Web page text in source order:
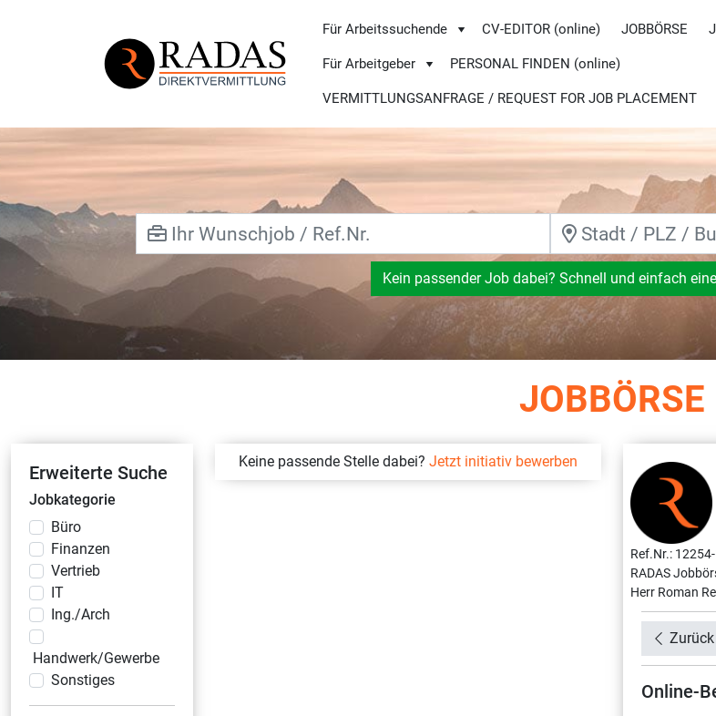
Für Arbeitssuchende CV-EDITOR (online) JOBBÖRSE
Für Arbeitgeber PERSONAL FINDEN (online)
VERMITTLUNGSANFRAGE / REQUEST FOR JOB PLACEMENT
Kein passender Job dabei? Schnell und einfach
JOBBÖRSE
Erweiterte Suche
Jobkategorie
Büro
Finanzen
Vertrieb
IT
Ing./Arch
Handwerk/Gewerbe
Sonstiges
Keine passende Stelle dabei? Jetzt initiativ bewerben
Ref.Nr.:
RADAS
Herr Roman
Zurück
Online-